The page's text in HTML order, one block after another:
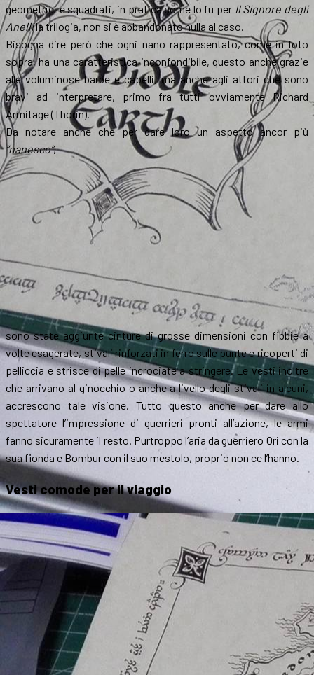
geometrici e squadrati, in pratica come lo fu per Il Signore degli
Anellila trilogia, non si è abbandonato nulla al caso.
Bisogna dire però che ogni nano rappresentato, come in foto
sopra, ha una caratteristica inconfondibile, questo anche grazie
alle voluminose barbe e capelli, ma anche agli attori che sono
bravi ad interpretare, primo fra tutti ovviamente Richard
Armitage (Thorin).
Da notare anche che per dare loro un aspetto ancor più
”nanesco”,
sono state aggiunte cinture di grosse dimensioni con fibbie a
volte esagerate, stivali rinforzati in ferro sulle punte e ricoperti di
pelliccia e strisce di pelle incrociate a stringere. Le vesti inoltre
che arrivano al ginocchio o anche a livello degli stivali in alcuni,
accrescono tale visione. Tutto questo anche per dare allo
spettatore l’impressione di guerrieri pronti all’azione, le armi
fanno sicuramente il resto. Purtroppo l’aria da guerriero Ori con la
sua fionda e Bombur con il suo mestolo, proprio non ce l’hanno.
Vesti comode per il viaggio